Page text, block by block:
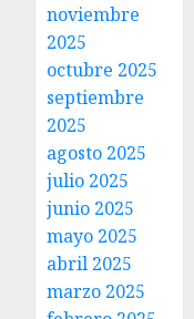
noviembre
2025
octubre 2025
septiembre
2025
agosto 2025
julio 2025
junio 2025
mayo 2025
abril 2025
marzo 2025